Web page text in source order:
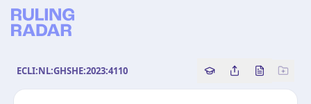
ECLI:NL:GHSHE:2023:4110 Copy source
Share this
Bekijk